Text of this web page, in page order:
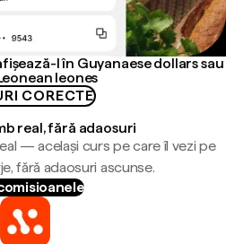
l în Guyanaese dollars sau
leones
CORECTE
real, fără adaosuri
— același curs pe care îl vezi pe
fără adaosuri ascunse.